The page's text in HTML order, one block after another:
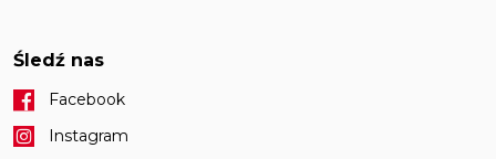
Śledź nas
Facebook
Instagram